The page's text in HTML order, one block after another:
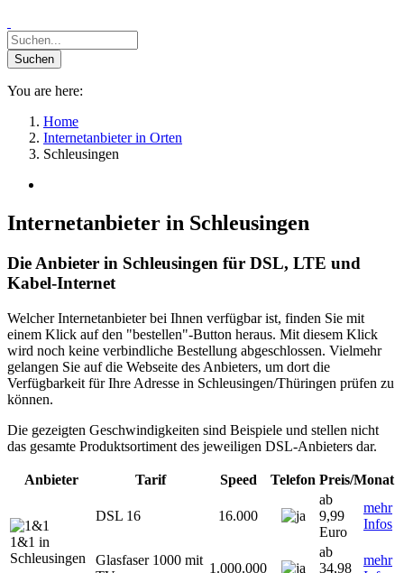
You are here:
Home
Internetanbieter in Orten
Schleusingen
Internetanbieter in Schleusingen
Die Anbieter in Schleusingen für DSL, LTE und
Kabel-Internet
Welcher Internetanbieter bei Ihnen verfügbar ist, finden Sie mit
einem Klick auf den "bestellen"-Button heraus. Mit diesem Klick
wird noch keine verbindliche Bestellung abgeschlossen. Vielmehr
gelangen Sie auf die Webseite des Anbieters, um dort die
Verfügbarkeit für Ihre Adresse in Schleusingen/Thüringen prüfen zu
können.
Die gezeigten Geschwindigkeiten sind Beispiele und stellen nicht
das gesamte Produktsortiment des jeweiligen DSL-Anbieters dar.
Anbieter Tarif Speed Telefon Preis/Monat
1&1 in
Schleusingen
DSL 16 16.000
ab
9,99
Euro
mehr
Infos
Glasfaser 1000 mit
1.000.000
ab
34,98
mehr